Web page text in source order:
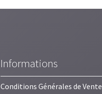
Informations
Conditions Générales de Vente